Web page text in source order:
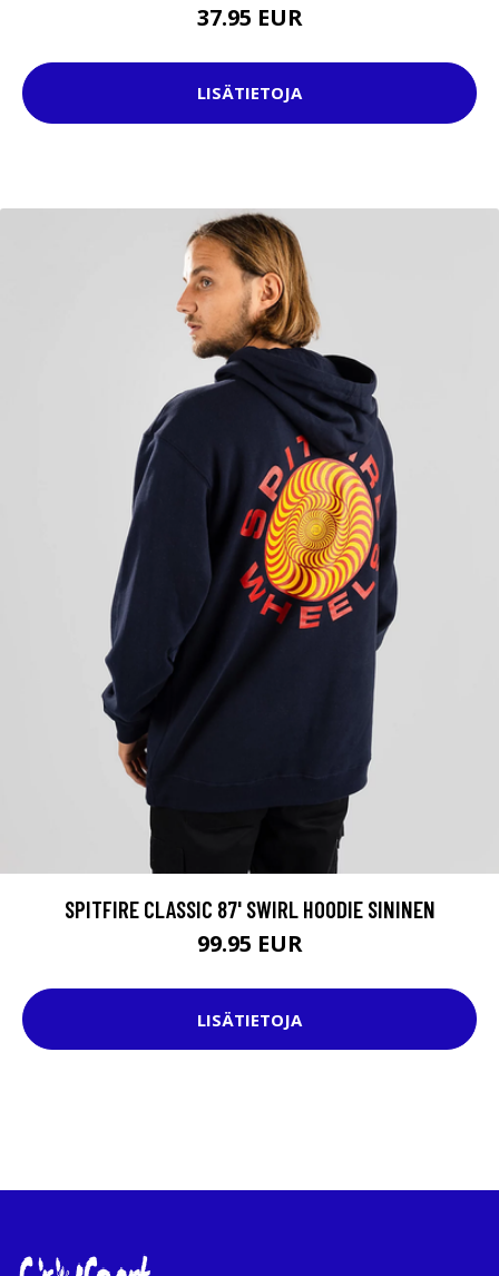
37.95 EUR
LISÄTIETOJA
SPITFIRE CLASSIC 87' SWIRL HOODIE SININEN
99.95 EUR
LISÄTIETOJA